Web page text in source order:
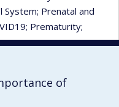
System; Prenatal and
; Prematurity;
sciences -
of